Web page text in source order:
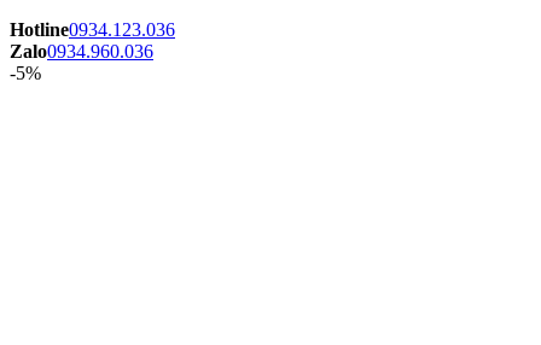
Hotline0934.123.036
Zalo0934.960.036
-5%